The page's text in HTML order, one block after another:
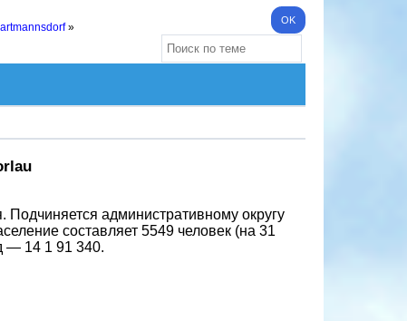
»
административному округу
составляет 5549 человек (на 31
— 14 1 91 340.